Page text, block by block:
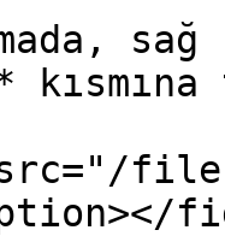
files/